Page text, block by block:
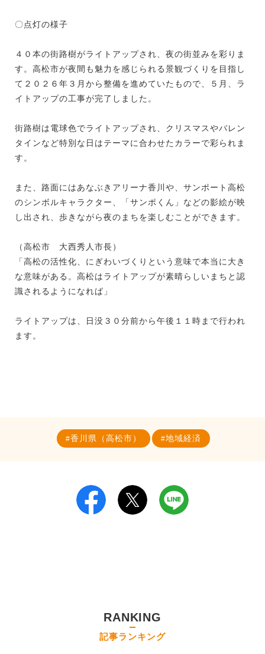
〇点灯の様子
４０本の街路樹がライトアップされ、夜の街並みを彩りま
す。高松市が夜間も魅力を感じられる景観づくりを目指し
て２０２６年３月から整備を進めていたもので、５月、ラ
イトアップの工事が完了しました。
街路樹は電球色でライトアップされ、クリスマスやバレン
タインなど特別な日はテーマに合わせたカラーで彩られま
す。
また、路面にはあなぶきアリーナ香川や、サンポート高松
のシンボルキャラクター、「サンポくん」などの影絵が映
し出され、歩きながら夜のまちを楽しむことができます。
（高松市 大西秀人市長）
「高松の活性化、にぎわいづくりという意味で本当に大き
な意味がある。高松はライトアップが素晴らしいまちと認
識されるようになれば」
ライトアップは、日没３０分前から午後１１時まで行われ
ます。
香川県（高松市） 地域経済
RANKING
記事ランキング